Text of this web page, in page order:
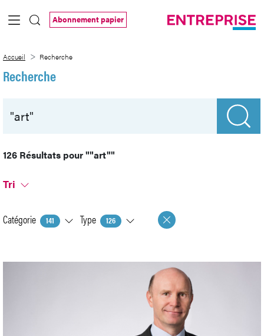
Saut au contenu principal
Abonnement papier
Accueil Recherche
Recherche
126 Résultats pour""art""
Tri
Catégorie 141 Type 126